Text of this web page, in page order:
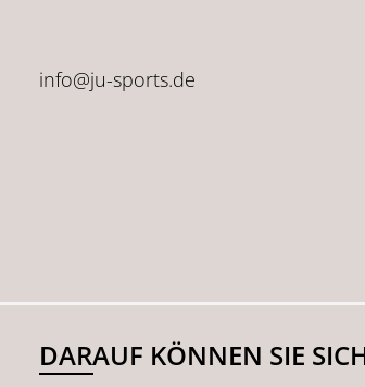
info@ju-sports.de
DARAUF KÖNNEN SIE